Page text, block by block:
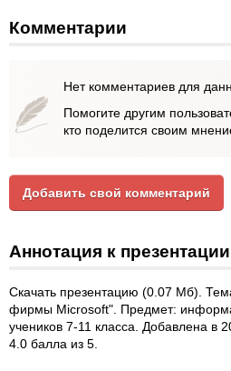
Комментарии
Нет комментариев для
Помогите другим
кто поделится своим
Добавить свой комментарий
Аннотация к презентации
Скачать презентацию (0.07 Мб).
фирмы Microsoft". Предмет:
учеников 7-11 класса. Добавлена в
4.0 балла из 5.